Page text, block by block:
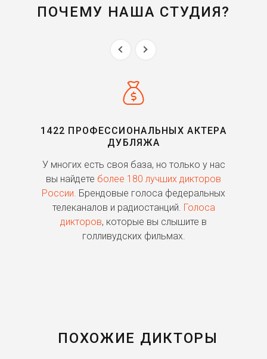
ПОЧЕМУ НАША СТУДИЯ?
1422 ПРОФЕССИОНАЛЬНЫХ АКТЕРА
ДУБЛЯЖА
У многих есть своя база, но только у нас
вы найдете более 180 лучших дикторов
России. Брендовые голоса федеральных
телеканалов и радиостанций. Голоса
дикторов, которые вы слышите в
голливудских фильмах.
ПОХОЖИЕ ДИКТОРЫ